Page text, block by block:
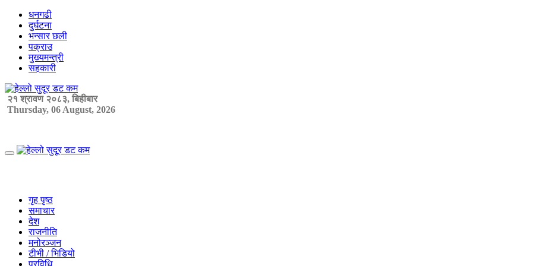
Skip
content
धनगढी
दुर्घटना
भन्सार छली
पक्राउ
मुख्यमन्त्री
सहकारी
२१ श्रावण २०८३, बिहीबार
Thursday, 06 August, 2026
Primary
गृह पृष्ठ
समाचार
देश
राजनीति
मनोरञ्जन
टीभी / भिडियो
प्रविधि